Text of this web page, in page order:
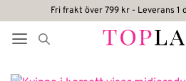
content
Fri frakt över 799 kr - Leverans 1